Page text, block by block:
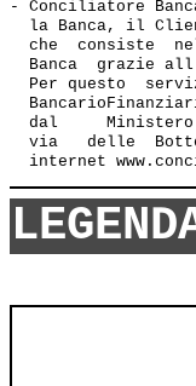
- Conciliatore
la Banca, il
che  consiste
Banca  grazie
Per questo
dal
via   delle